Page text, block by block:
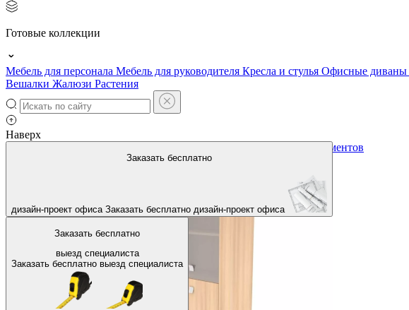
Готовые коллекции
Мебель для персонала Мебель для руководителя Кресла и стулья Офисные диваны
Вешалки Жалюзи Растения
Наверх
Заказать бесплатно
дизайн-проект офиса Заказать бесплатно дизайн-проект офиса
Заказать бесплатно
выезд специалиста
Заказать бесплатно выезд специалиста
На главную
Офисные шкафы для документов